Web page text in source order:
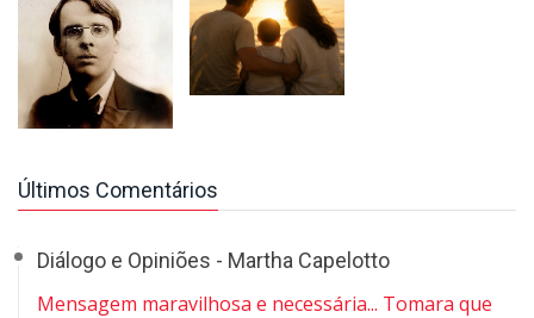
Últimos Comentários
Diálogo e Opiniões - Martha Capelotto
Mensagem maravilhosa e necessária... Tomara que